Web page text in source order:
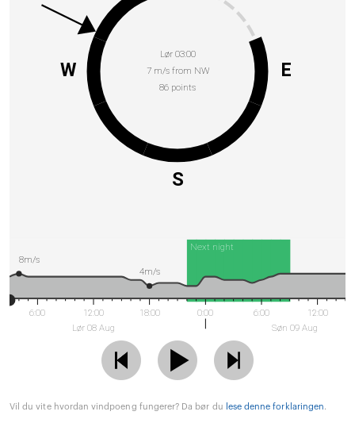
Lør 03:00
7 m/s from NW
86 points
E
S
W
Next night
6:00
12:00
Lør 08 Aug
18:00 0:00 6:00
12:00
Søn 09 Aug
8m/s
4m/s
Vil du vite hvordan vindpoeng fungerer? Da bør du lese denne forklaringen.